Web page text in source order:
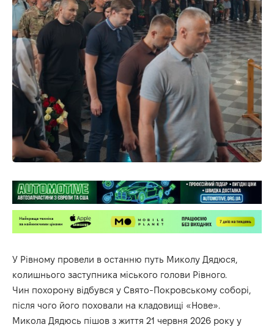
У Рівному провели в останню путь Миколу Дядюся,
колишнього заступника міського голови Рівного.
Чин похорону відбувся у Свято-Покровському соборі,
після чого його поховали на кладовищі «Нове».
Микола Дядюсь пішов з життя 21 червня 2026 року у